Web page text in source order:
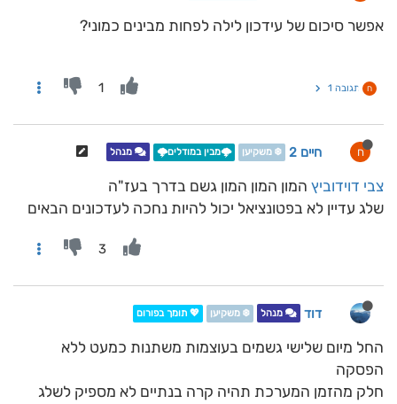
אפשר סיכום של עידכון לילה לפחות מבינים כמוני?
ח תגובה 1 1
ח חיים 2 ❄️ משקיען 🌩️מבין במודלים🌩️ מנהל
צבי דוידוביץ המון המון המון גשם בדרך בעז"ה
שלג עדיין לא בפטונציאל יכול להיות נחכה לעדכונים הבאים
3
דוד מנהל ❄️ משקיען 💖 תומך בפורום
החל מיום שלישי גשמים בעוצמות משתנות כמעט ללא
הפסקה
חלק מהזמן המערכת תהיה קרה בנתיים לא מספיק לשלג